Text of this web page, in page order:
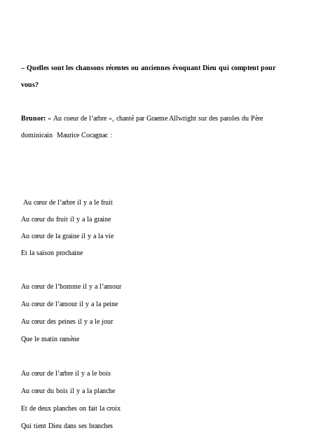
– Quelles sont les chansons récentes ou anciennes évoquant Dieu qui comptent pour
vous?
Brunor: « Au coeur de l’arbre »,chanté par Graeme Allwright sur des paroles du Père
dominicain Maurice Cocagnac :
Au cœur de l’arbre il y a le fruit
Au cœur du fruit il y a la graine
Au cœur de la graine il y a la vie
Et la saison prochaine
Au cœur de l’homme il y a l’amour
Au cœur de l’amour il y a la peine
Au cœur des peines il y a le jour
Que le matin ramène
Au cœur de l’arbre il y a le bois
Au cœur du bois il y a la planche
Et de deux planches on fait la croix
Qui tient Dieu dans ses branches